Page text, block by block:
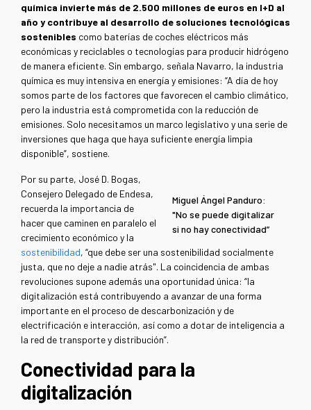
química invierte más de 2.500 millones de euros en I+D al
año y contribuye al desarrollo de soluciones tecnológicas
sostenibles como baterías de coches eléctricos más
económicas y reciclables o tecnologías para producir hidrógeno
de manera eficiente. Sin embargo, señala Navarro, la industria
química es muy intensiva en energía y emisiones: “A día de hoy
somos parte de los factores que favorecen el cambio climático,
pero la industria está comprometida con la reducción de
emisiones. Solo necesitamos un marco legislativo y una serie de
inversiones que haga que haya suficiente energía limpia
disponible”, sostiene.
Miguel Ángel Panduro:
"No se puede digitalizar
si no hay conectividad”
Por su parte, José D. Bogas,
Consejero Delegado de Endesa,
recuerda la importancia de
hacer que caminen en paralelo el
crecimiento económico y la
sostenibilidad, “que debe ser una sostenibilidad socialmente
justa, que no deje a nadie atrás". La coincidencia de ambas
revoluciones supone además una oportunidad única: “la
digitalización está contribuyendo a avanzar de una forma
importante en el proceso de descarbonización y de
electrificación e interacción, así como a dotar de inteligencia a
la red de transporte y distribución”.
Conectividad para la
digitalización